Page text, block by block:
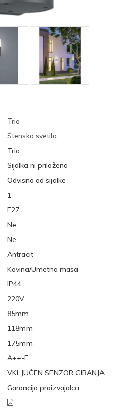
Trio
Stenska svetila
Trio
Sijalka ni priložena
Odvisno od sijalke
1
E27
Ne
Ne
Antracit
Kovina/Umetna masa
IP44
220V
85mm
118mm
175mm
A++-E
VKLJUČEN SENZOR GIBANJA
Garancija proizvajalca